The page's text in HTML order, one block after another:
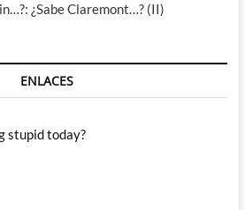
¿Sabe Claremont…? (II)
ENLACES
stupid today?